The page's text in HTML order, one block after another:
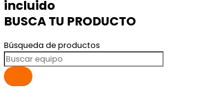
incluido
BUSCA TU PRODUCTO
Búsqueda de productos